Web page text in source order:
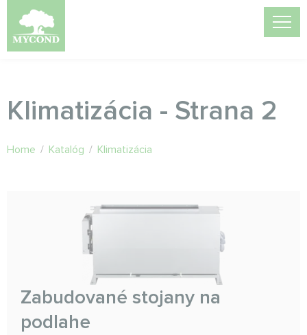
Klimatizácia - Strana 2
Home / Katalóg / Klimatizácia
Zabudované stojany na
podlahe